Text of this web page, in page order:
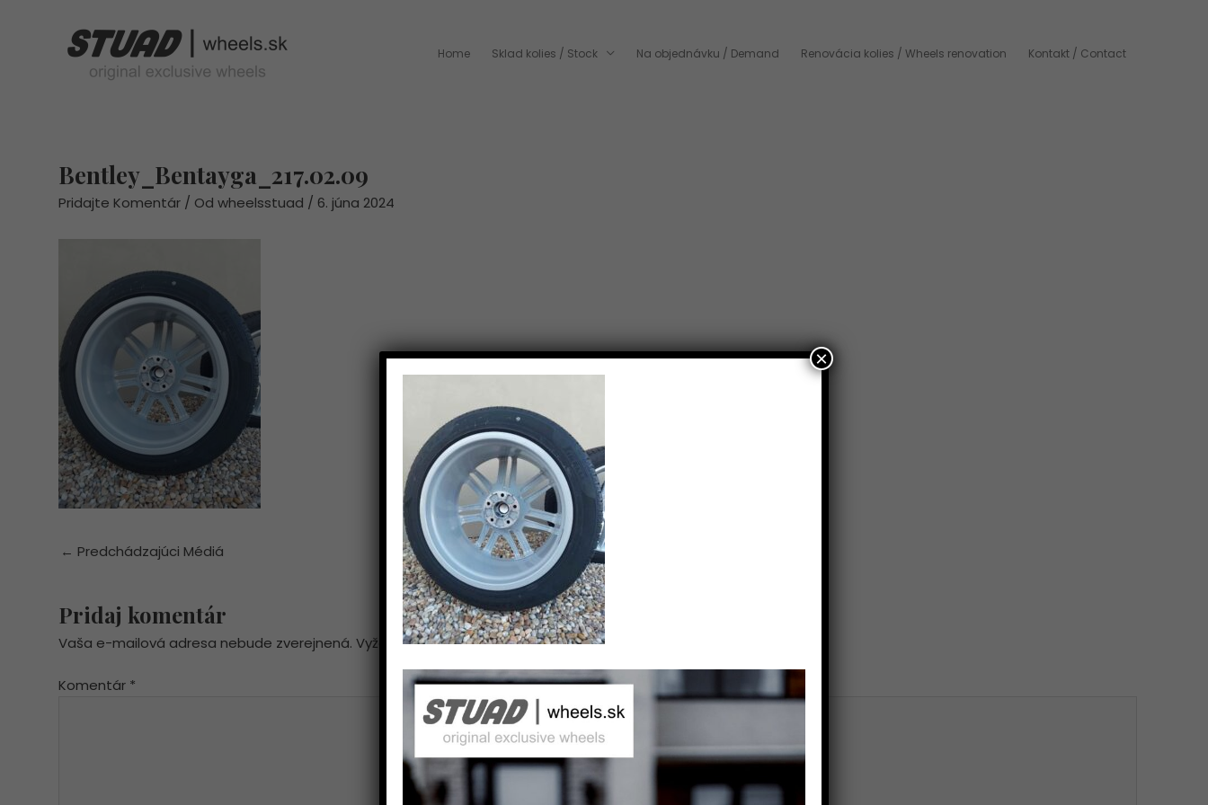
Home Sklad kolies / Stock Na objednávku / Demand Renovácia kolies / Wheels renovation Kontakt / Contact
Bentley_Bentayga_217.02.09
Pridajte Komentár / Od wheelsstuad / 6. júna 2024
Post
← Predchádzajúci Médiá
Pridaj komentár
Vaša e-mailová adresa nebude zverejnená. Vyžadované polia sú označené*
Komentár *
×